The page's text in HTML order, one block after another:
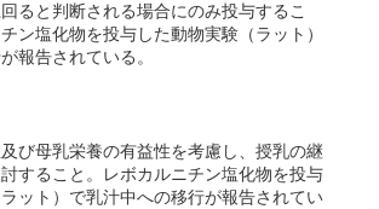
ると判断される場合にのみ投与するこ
ン塩化物を投与した動物実験（ラット）
報告されている 。
び母乳栄養の有益性を考慮し、授乳の継
すること。レボカルニチン塩化物を投与
ット）で乳汁中への移行が報告されてい